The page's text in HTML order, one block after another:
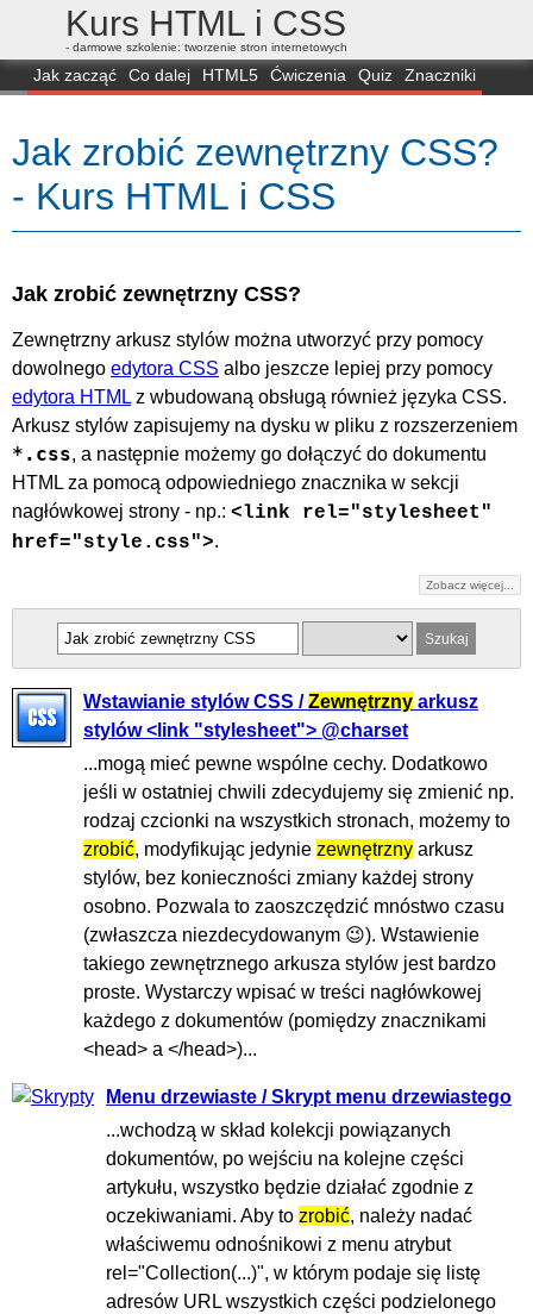
Kurs HTML i CSS
- darmowe szkolenie: tworzenie stron internetowych
Jak zacząć Co dalej HTML5 Ćwiczenia Quiz
Znaczniki
FAQ
Przeglądarki Mapa FORUM
Jak zrobić zewnętrzny CSS?
- Kurs HTML i CSS
Jak zrobić zewnętrzny CSS?
Zewnętrzny arkusz stylów można utworzyć przy pomocy
dowolnego edytora CSS albo jeszcze lepiej przy pomocy
edytora HTML z wbudowaną obsługą również języka CSS.
Arkusz stylów zapisujemy na dysku w pliku z rozszerzeniem
*.css, a następnie możemy go dołączyć do dokumentu
HTML za pomocą odpowiedniego znacznika w sekcji
nagłówkowej strony - np.: <link rel="stylesheet"
href="style.css">.
Zobacz więcej...
Wstawianie stylów CSS /Zewnętrzny arkusz
stylów <link "stylesheet"> @charset
...mogą mieć pewne wspólne cechy. Dodatkowo
jeśli w ostatniej chwili zdecydujemy się zmienić np.
rodzaj czcionki na wszystkich stronach, możemy to
zrobić, modyfikując jedynie zewnętrzny arkusz
stylów, bez konieczności zmiany każdej strony
osobno. Pozwala to zaoszczędzić mnóstwo czasu
(zwłaszcza niezdecydowanym 😉). Wstawienie
takiego zewnętrznego arkusza stylów jest bardzo
proste. Wystarczy wpisać w treści nagłówkowej
każdego z dokumentów (pomiędzy znacznikami
<head> a </head>)...
Menu drzewiaste / Skrypt menu drzewiastego
...wchodzą w skład kolekcji powiązanych
dokumentów, po wejściu na kolejne części
artykułu, wszystko będzie działać zgodnie z
oczekiwaniami. Aby to zrobić, należy nadać
właściwemu odnośnikowi z menu atrybut
rel="Collection(...)", w którym podaje się listę
adresów URL wszystkich części podzielonego